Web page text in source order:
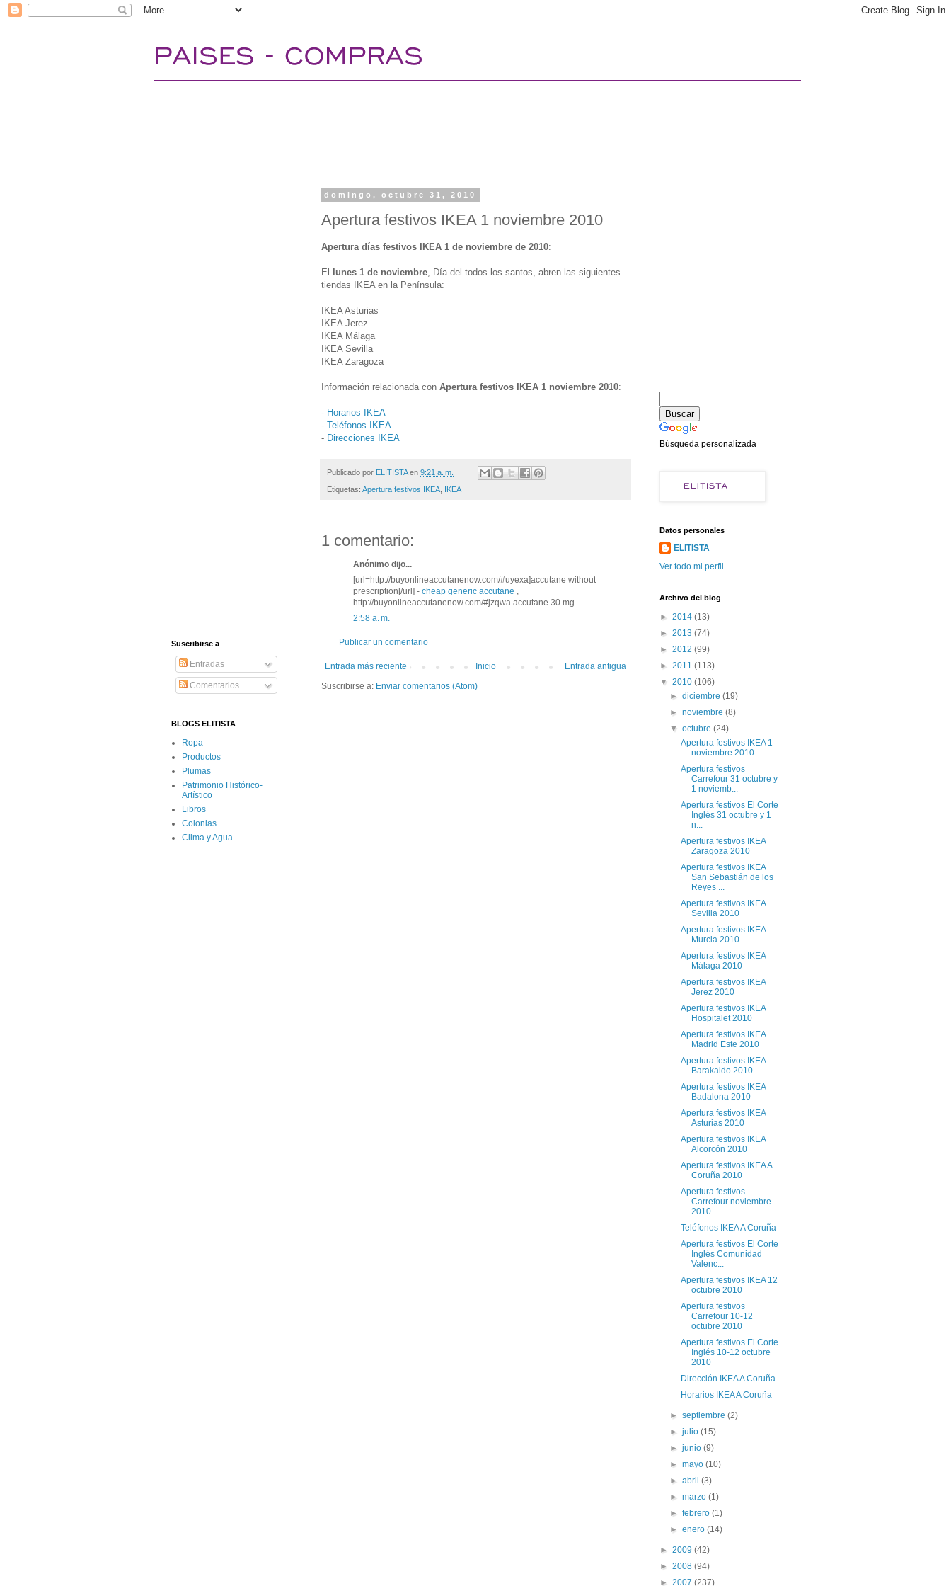
domingo, octubre 31, 2010
Apertura festivos IKEA 1 noviembre 2010
Apertura días festivos IKEA 1 de noviembre de 2010:
El lunes 1 de noviembre , Día del todos los santos, abren las siguientes
tiendas IKEA en la Península:
IKEA Asturias
IKEA Jerez
IKEA Málaga
IKEA Sevilla
IKEA Zaragoza
Información relacionada con Apertura festivos IKEA 1 noviembre 2010:
- Horarios IKEA
- Teléfonos IKEA
- Direcciones IKEA
Publicado por ELITISTA en 9:21 a. m.
Etiquetas: Apertura festivos IKEA IKEA
1 comentario:
Anónimo dijo...
[url=http://buyonlineaccutanenow.com/#uyexa]accutane without
prescription[/url] - cheap generic accutane ,
http://buyonlineaccutanenow.com/#jzqwa accutane 30 mg
2:58 a. m.
Publicar un comentario
Entrada más reciente Entrada antigua
Inicio
Suscribirse a: Enviar comentarios (Atom)
Suscribirse a
Entradas
Comentarios
BLOGS ELITISTA
Ropa
Productos
Plumas
Patrimonio Histórico-
Artístico
Libros
Colonias
Clima y Agua
Búsqueda personalizada
Datos personales
ELITISTA
Ver todo mi perfil
Archivo del blog
► 2014 (13)
► 2013 (74)
► 2012 (99)
► 2011 (113)
▼ 2010 (106)
►diciembre(19)
►noviembre(8)
▼octubre(24)
Apertura festivos IKEA 1
noviembre 2010
Apertura festivos
Carrefour 31 octubre y
1 noviemb...
Apertura festivos El Corte
Inglés 31 octubre y 1
n...
Apertura festivos IKEA
Zaragoza 2010
Apertura festivos IKEA
San Sebastián de los
Reyes ...
Apertura festivos IKEA
Sevilla 2010
Apertura festivos IKEA
Murcia 2010
Apertura festivos IKEA
Málaga 2010
Apertura festivos IKEA
Jerez 2010
Apertura festivos IKEA
Hospitalet 2010
Apertura festivos IKEA
Madrid Este 2010
Apertura festivos IKEA
Barakaldo 2010
Apertura festivos IKEA
Badalona 2010
Apertura festivos IKEA
Asturias 2010
Apertura festivos IKEA
Alcorcón 2010
Apertura festivos IKEA A
Coruña 2010
Apertura festivos
Carrefour noviembre
2010
Teléfonos IKEA A Coruña
Apertura festivos El Corte
Inglés Comunidad
Valenc...
Apertura festivos IKEA 12
octubre 2010
Apertura festivos
Carrefour 10-12
octubre 2010
Apertura festivos El Corte
Inglés 10-12 octubre
2010
Dirección IKEA A Coruña
Horarios IKEA A Coruña
►septiembre(2)
►julio(15)
►junio(9)
►mayo(10)
►abril(3)
►marzo(1)
►febrero(1)
►enero(14)
► 2009 (42)
► 2008 (94)
► 2007 (237)